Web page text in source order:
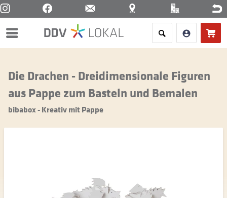
Menü
Die Drachen - Dreidimensionale Figuren
aus Pappe zum Basteln und Bemalen
bibabox - Kreativ mit Pappe